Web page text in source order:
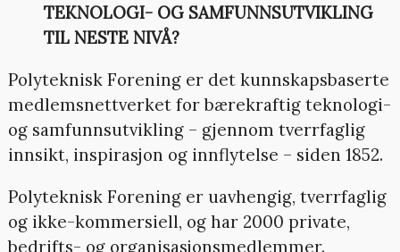
TEKNOLOGI- OG SAMFUNNSUTVIKLING
TIL NESTE NIVÅ?
Polyteknisk Forening er det kunnskapsbaserte
medlemsnettverket for bærekraftig teknologi-
og samfunnsutvikling – gjennom tverrfaglig
innsikt, inspirasjon og innflytelse – siden 1852.
Polyteknisk Forening er uavhengig, tverrfaglig
og ikke-kommersiell, og har 2000 private,
bedrifts- og organisasjonsmedlemmer.